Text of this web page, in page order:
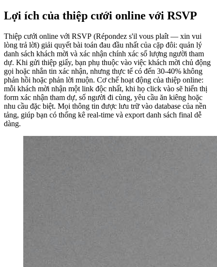
Lợi ích của thiệp cưới online với RSVP
Thiệp cưới online với RSVP (Répondez s'il vous plaît — xin vui
lòng trả lời) giải quyết bài toán đau đầu nhất của cặp đôi: quản lý
danh sách khách mời và xác nhận chính xác số lượng người tham
dự. Khi gửi thiệp giấy, bạn phụ thuộc vào việc khách mời chủ động
gọi hoặc nhắn tin xác nhận, nhưng thực tế có đến 30-40% không
phản hồi hoặc phản lời muộn. Cơ chế hoạt động của thiệp online:
mỗi khách mời nhận một link độc nhất, khi họ click vào sẽ hiển thị
form xác nhận tham dự, số người đi cùng, yêu cầu ăn kiêng hoặc
nhu cầu đặc biệt. Mọi thông tin được lưu trữ vào database của nền
tảng, giúp bạn có thống kê real-time và export danh sách final dễ
dàng.